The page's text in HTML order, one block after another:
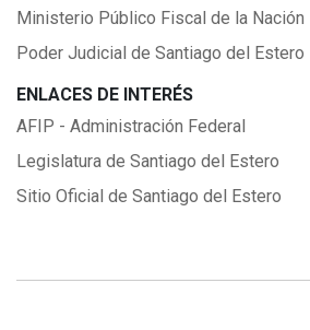
Ministerio Público Fiscal de la Nación
Poder Judicial de Santiago del Estero
ENLACES DE INTERÉS
AFIP - Administración Federal
Legislatura de Santiago del Estero
Sitio Oficial de Santiago del Estero